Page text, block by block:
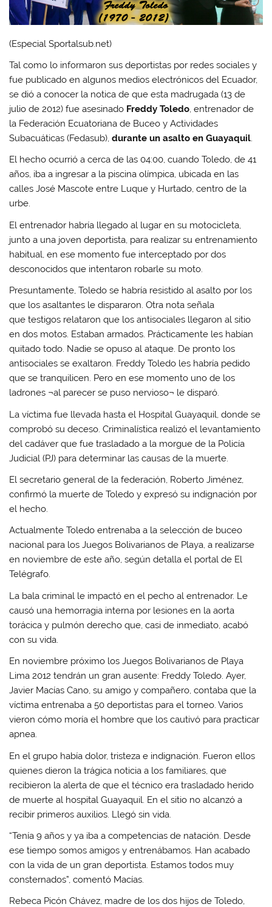
(Especial Sportalsub.net)
Tal como lo informaron sus deportistas por redes sociales y
fue publicado en algunos medios electrónicos del Ecuador,
se dió a conocer la notica de que esta madrugada (13 de
julio de 2012) fue asesinado Freddy Toledo, entrenador de
la Federación Ecuatoriana de Buceo y Actividades
Subacuáticas (Fedasub),durante un asalto en Guayaquil.
El hecho ocurrió a cerca de las 04:00, cuando Toledo, de 41
años, iba a ingresar a la piscina olímpica, ubicada en las
calles José Mascote entre Luque y Hurtado, centro de la
urbe.
El entrenador habría llegado al lugar en su motocicleta,
junto a una joven deportista, para realizar su entrenamiento
habitual, en ese momento fue interceptado por dos
desconocidos que intentaron robarle su moto.
Presuntamente, Toledo se habría resistido al asalto por los
que los asaltantes le dispararon. Otra nota señala
que testigos relataron que los antisociales llegaron al sitio
en dos motos. Estaban armados. Prácticamente les habían
quitado todo. Nadie se opuso al ataque. De pronto los
antisociales se exaltaron. Freddy Toledo les habría pedido
que se tranquilicen. Pero en ese momento uno de los
ladrones ¬al parecer se puso nervioso¬ le disparó.
La víctima fue llevada hasta el Hospital Guayaquil, donde se
comprobó su deceso. Criminalística realizó el levantamiento
del cadáver que fue trasladado a la morgue de la Policía
Judicial (PJ) para determinar las causas de la muerte.
El secretario general de la federación, Roberto Jiménez,
confirmó la muerte de Toledo y expresó su indignación por
el hecho.
Actualmente Toledo entrenaba a la selección de buceo
nacional para los Juegos Bolivarianos de Playa, a realizarse
en noviembre de este año, según detalla el portal de El
Telégrafo.
La bala criminal le impactó en el pecho al entrenador. Le
causó una hemorragia interna por lesiones en la aorta
torácica y pulmón derecho que, casi de inmediato, acabó
con su vida.
En noviembre próximo los Juegos Bolivarianos de Playa
Lima 2012 tendrán un gran ausente: Freddy Toledo. Ayer,
Javier Macías Cano, su amigo y compañero, contaba que la
víctima entrenaba a 50 deportistas para el torneo. Varios
vieron cómo moría el hombre que los cautivó para practicar
apnea.
En el grupo había dolor, tristeza e indignación. Fueron ellos
quienes dieron la trágica noticia a los familiares, que
recibieron la alerta de que el técnico era trasladado herido
de muerte al hospital Guayaquil. En el sitio no alcanzó a
recibir primeros auxilios. Llegó sin vida.
“Tenía 9 años y ya iba a competencias de natación. Desde
ese tiempo somos amigos y entrenábamos. Han acabado
con la vida de un gran deportista. Estamos todos muy
consternados”, comentó Macías.
Rebeca Picón Chávez, madre de los dos hijos de Toledo,